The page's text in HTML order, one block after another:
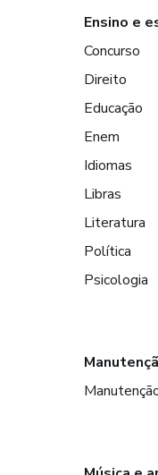
Ensino e
Concurso
Direito
Educação
Enem
Idiomas
Libras
Literatura
Política
Psicologia